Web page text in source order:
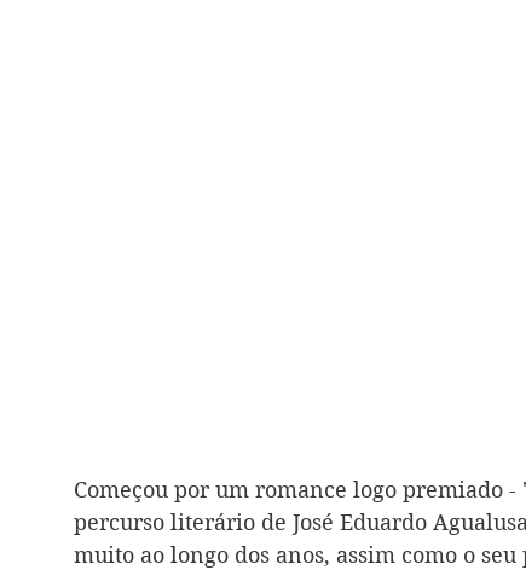
Começou por um romance logo premiado -
percurso literário de José Eduardo
muito ao longo dos anos, assim como o